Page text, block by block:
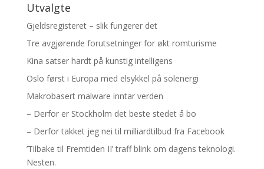
Utvalgte
Gjeldsregisteret – slik fungerer det
Tre avgjørende forutsetninger for økt romturisme
Kina satser hardt på kunstig intelligens
Oslo først i Europa med elsykkel på solenergi
Makrobasert malware inntar verden
– Derfor er Stockholm det beste stedet å bo
– Derfor takket jeg nei til milliardtilbud fra Facebook
’Tilbake til Fremtiden II’ traff blink om dagens teknologi.
Nesten.